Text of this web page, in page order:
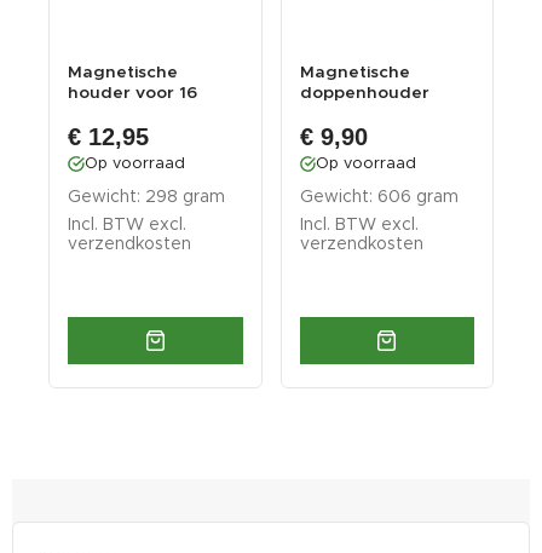
Magnetische
houder voor 16
doppenrail voo...
€ 12,95
Op voorraad
Gewicht: 298 gram
Incl. BTW excl.
verzendkosten
Magnetische
doppenhouder
€ 9,90
Op voorraad
Gewicht: 606 gram
Incl. BTW excl.
verzendkosten